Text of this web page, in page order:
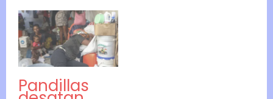
Pandillas